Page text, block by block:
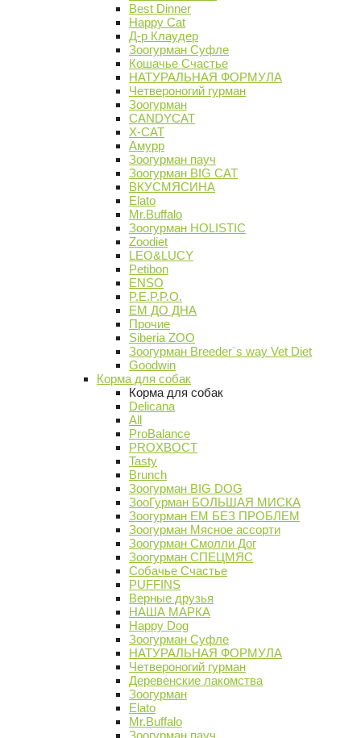
Best Dinner
Happy Cat
Д-р Клаудер
Зоогурман Суфле
Кошачье Счастье
НАТУРАЛЬНАЯ ФОРМУЛА
Четвероногий гурман
Зоогурман
CANDYCAT
X-CAT
Амурр
Зоогурман пауч
Зоогурман BIG CAT
ВКУСМЯСИНА
Elato
Mr.Buffalo
Зоогурман HOLISTIC
Zoodiet
LEO&LUCY
Petibon
ENSO
P.E.P.P.O.
ЕМ ДО ДНА
Прочие
Siberia ZOO
Зоогурман Breeder`s way Vet Diet
Goodwin
Корма для собак
Корма для собак
Delicana
All
ProBalance
PROХВОСТ
Tasty
Brunch
Зоогурман BIG DOG
ЗооГурман БОЛЬШАЯ МИСКА
Зоогурман ЕМ БЕЗ ПРОБЛЕМ
Зоогурман Мясное ассорти
Зоогурман Смолли Дог
Зоогурман СПЕЦМЯС
Собачье Счастье
PUFFINS
Верные друзья
НАША МАРКА
Happy Dog
Зоогурман Суфле
НАТУРАЛЬНАЯ ФОРМУЛА
Четвероногий гурман
Деревенские лакомства
Зоогурман
Elato
Mr.Buffalo
Зоогурман пауч